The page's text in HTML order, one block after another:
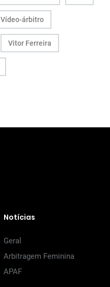
Vídeo-árbitro
Vitor Ferreira
Notícias
Geral
Arbitragem Feminina
APAF